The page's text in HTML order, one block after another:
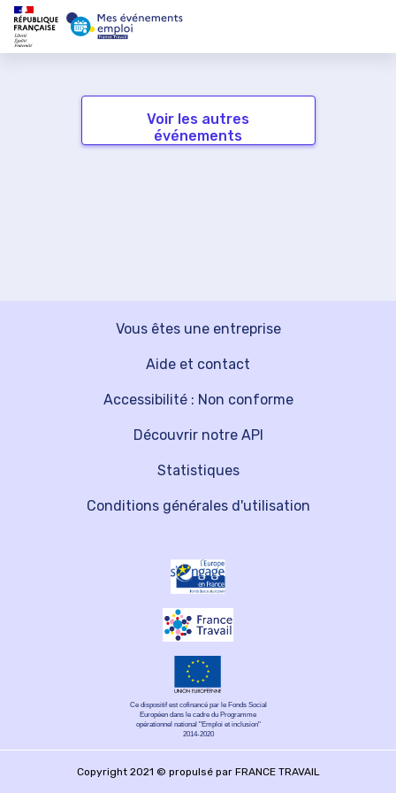
Voir les autres
événements
Vous êtes une entreprise
Découvrir notre API
Aide et contact
Statistiques
Accessibilité : Non conforme
Conditions générales d'utilisation
Ce dispositif est cofinancé par le Fonds Social
Européen dans le cadre du Programme
opérationnel national "Emploi et inclusion"
2014-2020
Copyright 2021 © propulsé par FRANCE TRAVAIL